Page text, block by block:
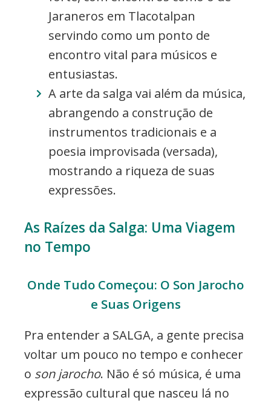
Jaraneros em Tlacotalpan
servindo como um ponto de
encontro vital para músicos e
entusiastas.
A arte da salga vai além da música,
abrangendo a construção de
instrumentos tradicionais e a
poesia improvisada (versada),
mostrando a riqueza de suas
expressões.
As Raízes da Salga: Uma Viagem
no Tempo
Onde Tudo Começou: O Son Jarocho
e Suas Origens
Pra entender a SALGA, a gente precisa
voltar um pouco no tempo e conhecer
o son jarocho. Não é só música, é uma
expressão cultural que nasceu lá no